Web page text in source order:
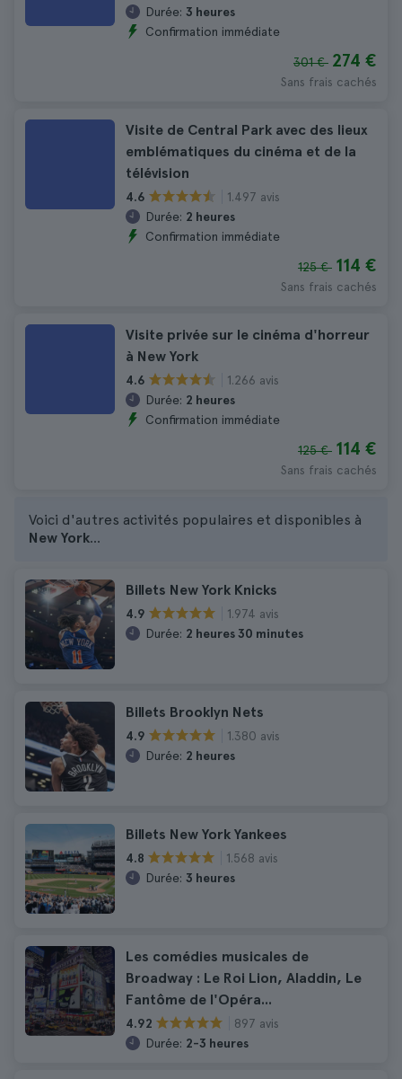
Durée: 3 heures
Confirmation immédiate
301 € 274 €
Sans frais cachés
Visite de Central Park avec des lieux
emblématiques du cinéma et de la
télévision
4.6
1.497 avis
Durée: 2 heures
Confirmation immédiate
125 € 114 €
Sans frais cachés
Visite privée sur le cinéma d'horreur
à New York
4.6
1.266 avis
Durée: 2 heures
Confirmation immédiate
125 € 114 €
Sans frais cachés
Voici d'autres activités populaires et disponibles à
New York...
Billets New York Knicks
4.9
1.974 avis
Durée: 2 heures 30 minutes
Billets Brooklyn Nets
4.9
1.380 avis
Durée: 2 heures
Billets New York Yankees
4.8
1.568 avis
Durée: 3 heures
Les comédies musicales de
Broadway : Le Roi Lion, Aladdin, Le
Fantôme de l'Opéra...
4.92
897 avis
Durée: 2-3 heures